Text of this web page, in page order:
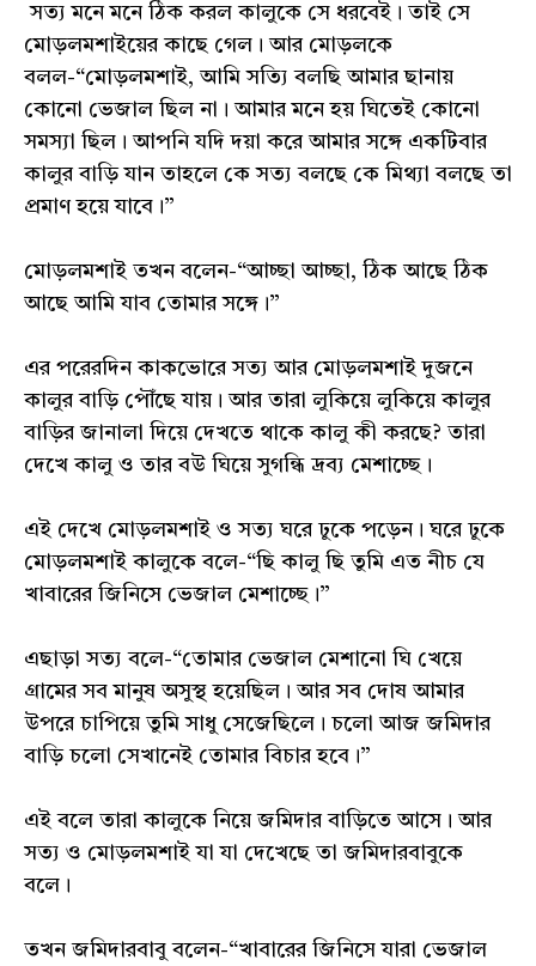
সত্য মনে মনে ঠিক করল কালুকে সে ধরবেই। তাই সে
মোড়লমশাইয়ের কাছে গেল। আর মোড়লকে
বলল-“মোড়লমশাই, আমি সত্যি বলছি আমার ছানায়
কোনো ভেজাল ছিল না। আমার মনে হয় ঘিতেই কোনো
সমস্যা ছিল। আপনি যদি দয়া করে আমার সঙ্গে একটিবার
কালুর বাড়ি যান তাহলে কে সত্য বলছে কে মিথ্যা বলছে তা
প্রমাণ হয়ে যাবে।”
মোড়লমশাই তখন বলেন-“আচ্ছা আচ্ছা, ঠিক আছে ঠিক
আছে আমি যাব তোমার সঙ্গে।”
এর পরেরদিন কাকভোরে সত্য আর মোড়লমশাই দুজনে
কালুর বাড়ি পৌঁছে যায়। আর তারা লুকিয়ে লুকিয়ে কালুর
বাড়ির জানালা দিয়ে দেখতে থাকে কালু কী করছে? তারা
দেখে কালু ও তার বউ ঘিয়ে সুগন্ধি দ্রব্য মেশাচ্ছে।
এই দেখে মোড়লমশাই ও সত্য ঘরে ঢুকে পড়েন। ঘরে ঢুকে
মোড়লমশাই কালুকে বলে-“ছি কালু ছি তুমি এত নীচ যে
খাবারের জিনিসে ভেজাল মেশাচ্ছে।”
এছাড়া সত্য বলে-“তোমার ভেজাল মেশানো ঘি খেয়ে
গ্ৰামের সব মানুষ অসুস্থ হয়েছিল। আর সব দোষ আমার
উপরে চাপিয়ে তুমি সাধু সেজেছিলে। চলো আজ জমিদার
বাড়ি চলো সেখানেই তোমার বিচার হবে।”
এই বলে তারা কালুকে নিয়ে জমিদার বাড়িতে আসে। আর
সত্য ও মোড়লমশাই যা যা দেখেছে তা জমিদারবাবুকে
বলে।
তখন জমিদারবাবু বলেন-“খাবারের জিনিসে যারা ভেজাল